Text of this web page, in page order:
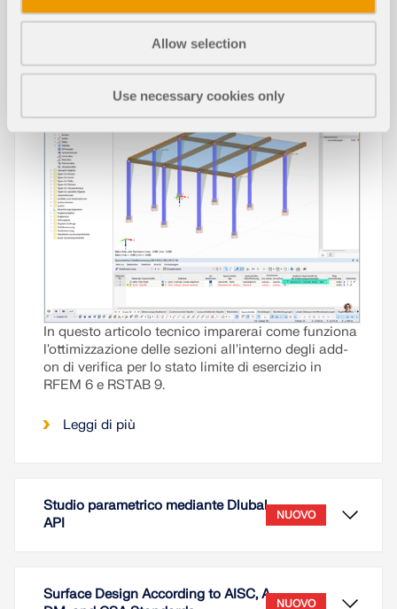
Allow selection
Use necessary cookies only
Ottimizzazione della sezione nello st
In questo articolo tecnico imparerai come funziona
l'ottimizzazione delle sezioni all'interno degli add-
on di verifica per lo stato limite di esercizio in
RFEM 6 e RSTAB 9.
Leggi di più
Studio parametrico mediante Dlubal
API
NUOVO
Surface Design According to AISC, A
NUOVO